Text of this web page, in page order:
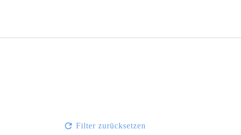
Filter zurücksetzen